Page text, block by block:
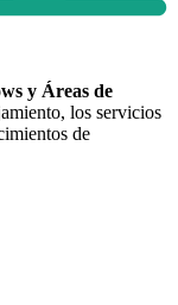
y Áreas de
los servicios
de